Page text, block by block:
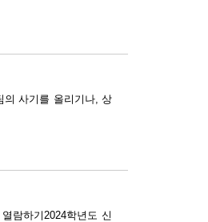
기를 올리기나, 상